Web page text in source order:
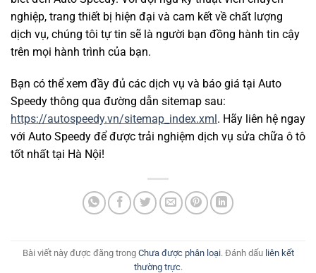
nghiệp, trang thiết bị hiện đại và cam kết về chất lượng
dịch vụ, chúng tôi tự tin sẽ là người bạn đồng hành tin cậy
trên mọi hành trình của bạn.
Bạn có thể xem đầy đủ các dịch vụ và báo giá tại Auto
Speedy thông qua đường dẫn sitemap sau:
https://autospeedy.vn/sitemap_index.xml . Hãy liên hệ ngay
với Auto Speedy để được trải nghiệm dịch vụ sửa chữa ô tô
tốt nhất tại Hà Nội!
Bài viết này được đăng trong Chưa được phân loại. Đánh dấu liên kết
thường trực.